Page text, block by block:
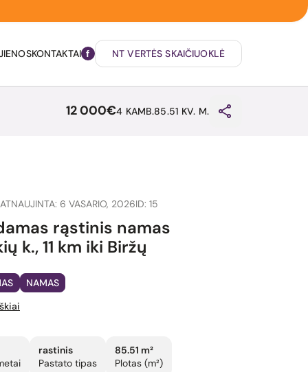
KONTAKTAI NT VERTĖS SKAIČIUOKLĖ
12 000€4 KAMB.85.51 KV. M.
6 VASARIO, 2026ID: 15
rąstinis namas
k., 11 km iki Biržų
NAMAS
rastinis
Pastato tipas
85.51 m²
Plotas (m²)